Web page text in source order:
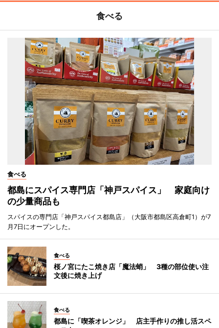
食べる
食べる
都島にスパイス専門店「神戸スパイス」 家庭向け
の少量商品も
スパイスの専門店「神戸スパイス都島店」（大阪市都島区高倉町1）が7
月7日にオープンした。
食べる
桜ノ宮にたこ焼き店「魔法蛸」 3種の部位使い注
文後に焼き上げ
食べる
都島に「喫茶オレンジ」 店主手作りの推し活スペ